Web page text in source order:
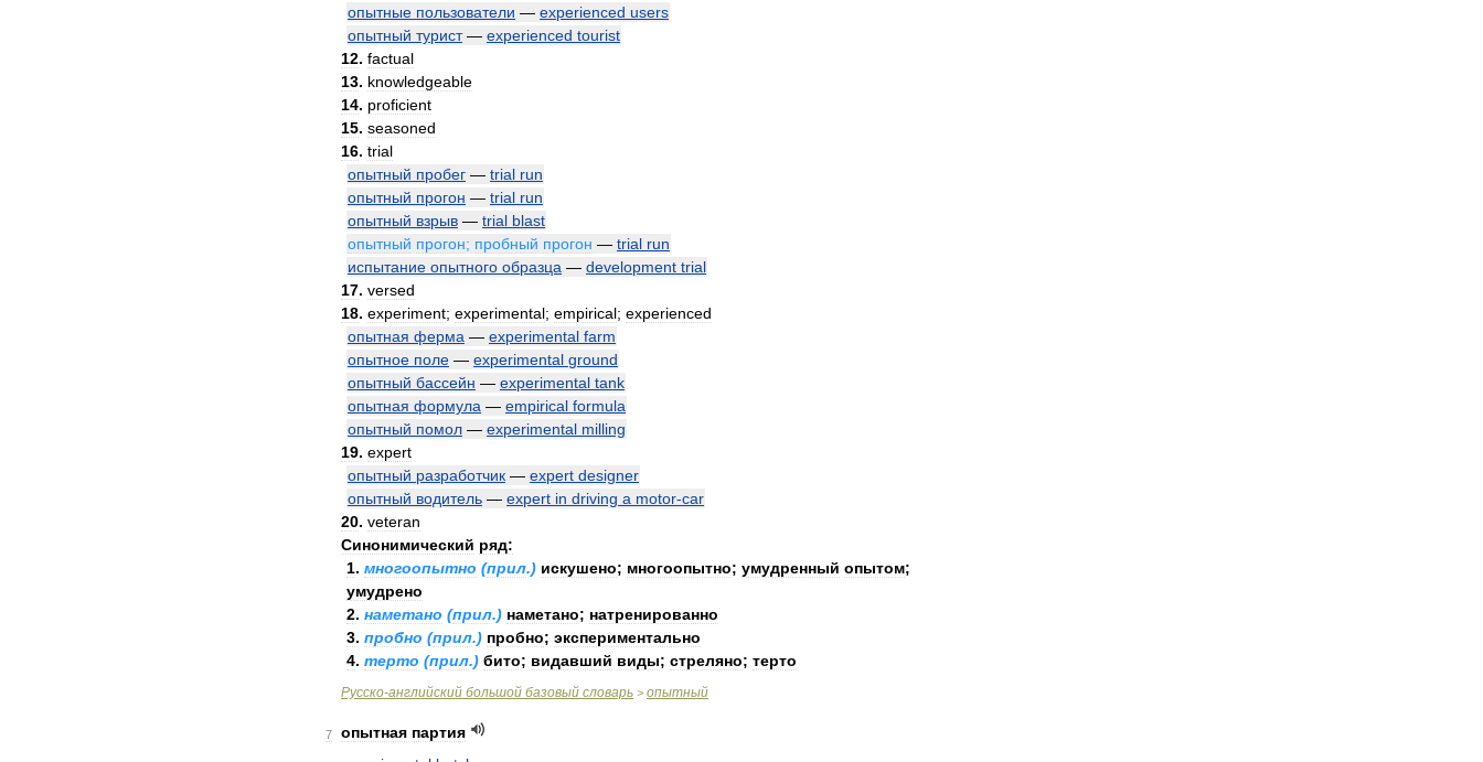
опытные пользователи — experienced users
опытный турист— experienced tourist
12. factual
13. knowledgeable
14. proficient
15. seasoned
16. trial
опытный пробег — trial run
опытный прогон — trial run
опытный взрыв — trial blast
опытный прогон; пробный прогон — trial run
испытание опытного образца — development trial
17. versed
18. experiment; experimental; empirical; experienced
опытная ферма — experimental farm
опытное поле — experimental ground
опытный бассейн — experimental tank
опытная формула — empirical formula
опытный помол — experimental milling
19. expert
опытный разработчик — expert designer
опытный водитель — expert in driving a motor-car
20. veteran
Синонимический ряд:
1. многоопытно (прил.) искушено; многоопытно; умудренный опытом;
умудрено
2. наметано (прил.) наметано; натренированно
3. пробно (прил.) пробно; экспериментально
4. терто (прил.) бито; видавший виды; стреляно; терто
Русско-английский большой базовый словарь > опытный
7 опытная партия